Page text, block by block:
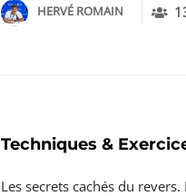
HERVÉ ROMAIN
Techniques &
Les secrets cachés du